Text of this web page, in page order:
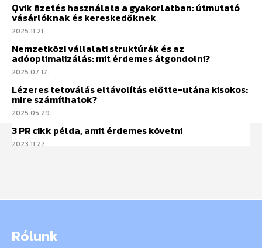
Qvik fizetés használata a gyakorlatban: útmutató
vásárlóknak és kereskedőknek
2025.11.21.
Nemzetközi vállalati struktúrák és az
adóoptimalizálás: mit érdemes átgondolni?
2025.07.17.
Lézeres tetoválás eltávolítás előtte-utána kisokos:
mire számíthatok?
2025.05.29.
3 PR cikk példa, amit érdemes követni
2023.11.27.
Rólunk